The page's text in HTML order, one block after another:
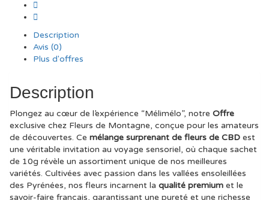
Description
Avis (0)
Plus d'offres
Description
Plongez au cœur de l’expérience “Mélimélo”, notre Offre
exclusive chez Fleurs de Montagne, conçue pour les amateurs
de découvertes. Ce mélange surprenant de fleurs de CBD est
une véritable invitation au voyage sensoriel, où chaque sachet
de 10g révèle un assortiment unique de nos meilleures
variétés. Cultivées avec passion dans les vallées ensoleillées
des Pyrénées, nos fleurs incarnent la qualité premium et le
savoir-faire français, garantissant une pureté et une richesse